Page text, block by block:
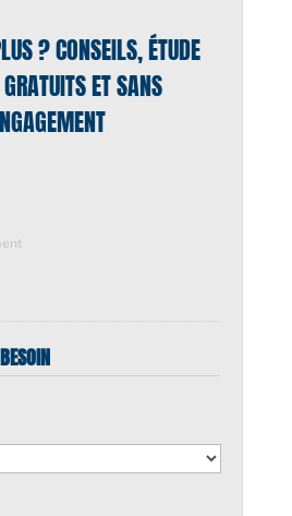
? CONSEILS, ÉTUDE
ET SANS